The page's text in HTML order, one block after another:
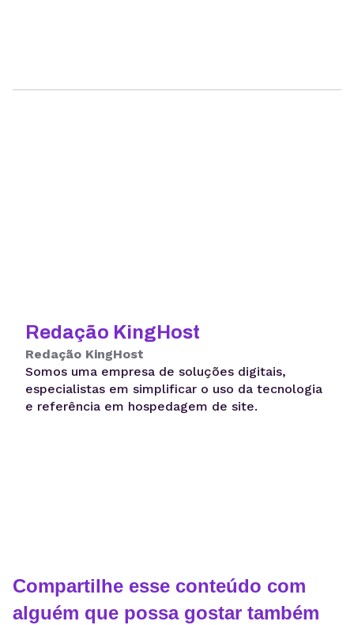
Redação KingHost
Redação KingHost
Somos uma empresa de soluções digitais,
especialistas em simplificar o uso da tecnologia
e referência em hospedagem de site.
Compartilhe esse conteúdo com
alguém que possa gostar também